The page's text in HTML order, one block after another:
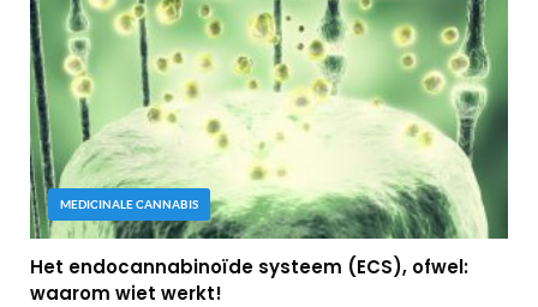
MEDICINALE CANNABIS
Het endocannabinoïde systeem (ECS), ofwel:
waarom wiet werkt!